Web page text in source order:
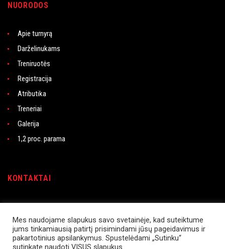
NUORODOS
Apie turnyrą
Darželinukams
Treniruotės
Registracija
Atributika
Treneriai
Galerija
1,2 proc. parama
KONTAKTAI
Instagram
Facebook
Mes naudojame slapukus savo svetainėje, kad suteiktume
jums tinkamiausią patirtį prisimindami jūsų pageidavimus ir
pakartotinius apsilankymus. Spustelėdami „Sutinku“
sutinkate naudoti VISUS slapukus.